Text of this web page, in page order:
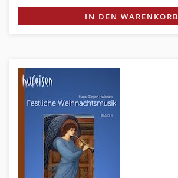
IN DEN WARENKORB